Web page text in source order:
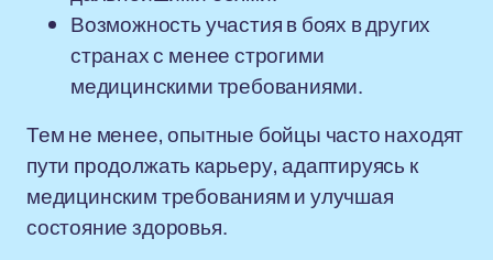
Возможность участия в боях в других
странах с менее строгими
медицинскими требованиями.
Тем не менее, опытные бойцы часто находят
пути продолжать карьеру, адаптируясь к
медицинским требованиям и улучшая
состояние здоровья.